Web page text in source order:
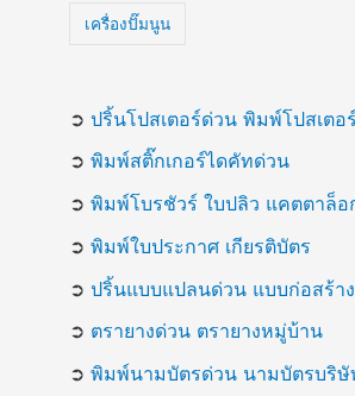
เครื่องปั๊มนูน
➲ ปริ้นโปสเตอร์ด่วน พิมพ์โปสเตอร์
➲ พิมพ์สติ๊กเกอร์ไดคัทด่วน
➲ พิมพ์โบรชัวร์ ใบปลิว แคตตาล็อ
➲ พิมพ์ใบประกาศ เกียรติบัตร
➲ ปริ้นแบบแปลนด่วน แบบก่อสร้าง
➲ ตรายางด่วน ตรายางหมู่บ้าน
➲ พิมพ์นามบัตรด่วน นามบัตรบริษั